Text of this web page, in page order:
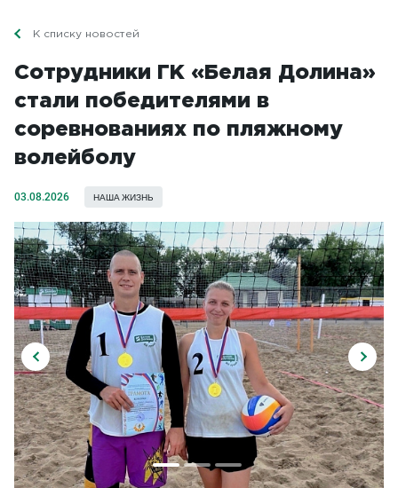
К списку новостей
Сотрудники ГК «Белая Долина»
стали победителями в
соревнованиях по пляжному
волейболу
03.08.2026 НАША ЖИЗНЬ